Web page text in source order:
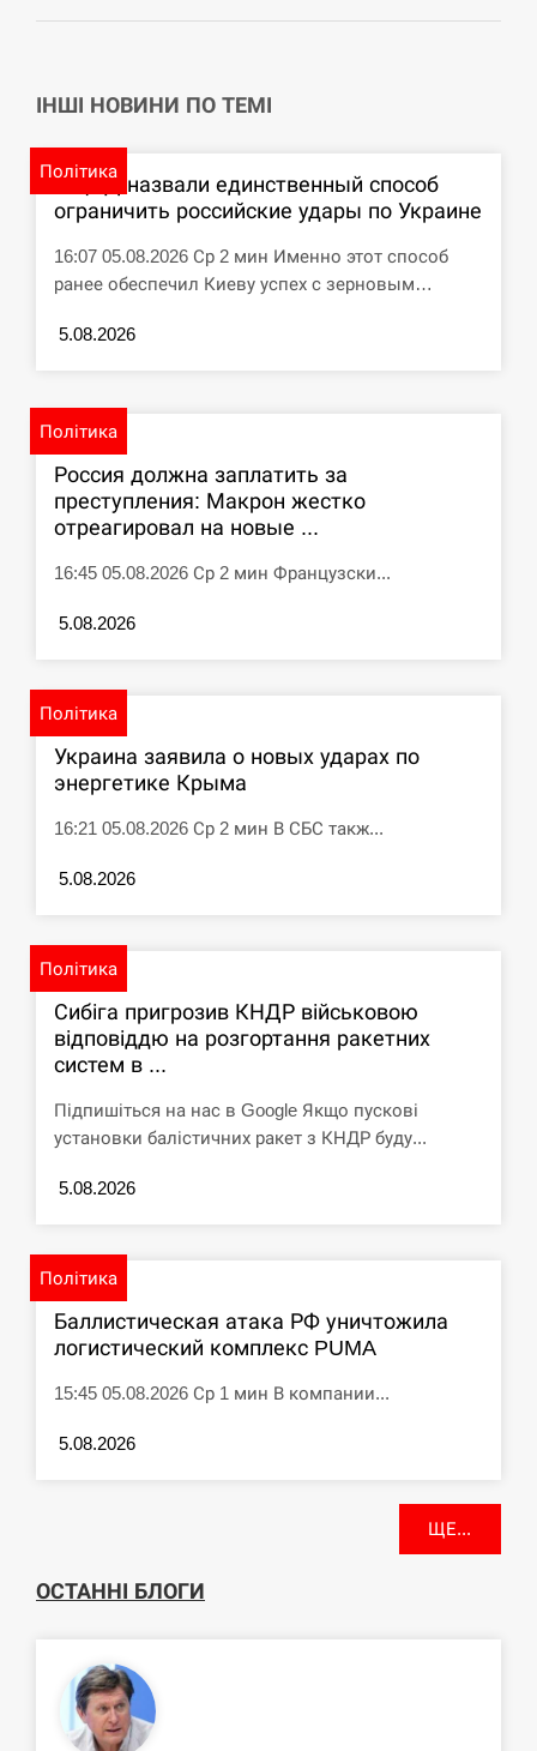
ІНШІ НОВИНИ ПО ТЕМІ
Політика
В ЦПД назвали единственный способ
ограничить российские удары по Украине
16:07 05.08.2026 Ср 2 мин Именно этот способ
ранее обеспечил Киеву успех с зерновым…
5.08.2026
Політика
Россия должна заплатить за
преступления: Макрон жестко
отреагировал на новые ...
16:45 05.08.2026 Ср 2 мин Французски...
5.08.2026
Політика
Украина заявила о новых ударах по
энергетике Крыма
16:21 05.08.2026 Ср 2 мин В СБС такж...
5.08.2026
Політика
Сибіга пригрозив КНДР військовою
відповіддю на розгортання ракетних
систем в ...
Підпишіться на нас в Google Якщо пускові
установки балістичних ракет з КНДР буду...
5.08.2026
Політика
Баллистическая атака РФ уничтожила
логистический комплекс PUMA
15:45 05.08.2026 Ср 1 мин В компании...
5.08.2026
ЩЕ...
ОСТАННІ БЛОГИ